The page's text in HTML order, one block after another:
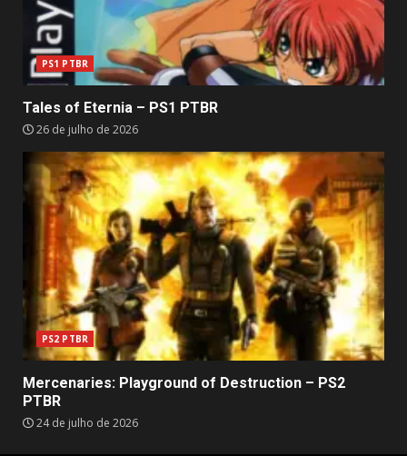
PS1 PTBR
Tales of Eternia – PS1 PTBR
26 de julho de 2026
PS2 PTBR
Mercenaries: Playground of Destruction – PS2
PTBR
24 de julho de 2026